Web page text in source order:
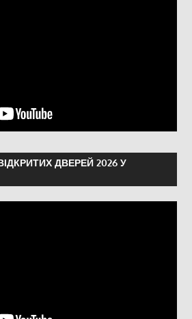
ДВЕРЕЙ 2026 У